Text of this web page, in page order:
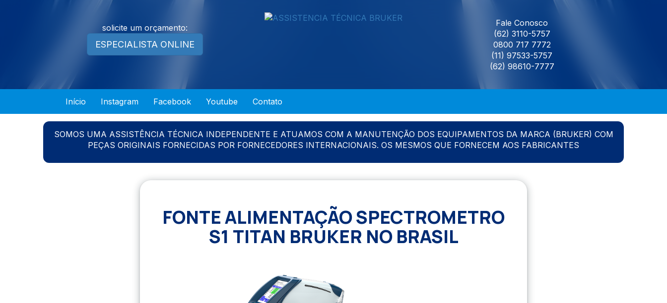
solicite um orçamento:
ESPECIALISTA ONLINE
Fale Conosco
(62) 3110-5757
0800 717 7772
(11) 97533-5757
(62) 98610-7777
Início Instagram Facebook Youtube Contato
SOMOS UMA ASSISTÊNCIA TÉCNICA INDEPENDENTE E ATUAMOS COM A MANUTENÇÃO DOS EQUIPAMENTOS DA MARCA (BRUKER) COM
PEÇAS ORIGINAIS FORNECIDAS POR FORNECEDORES INTERNACIONAIS. OS MESMOS QUE FORNECEM AOS FABRICANTES
FONTE ALIMENTAÇÃO SPECTROMETRO
S1 TITAN BRUKER NO BRASIL